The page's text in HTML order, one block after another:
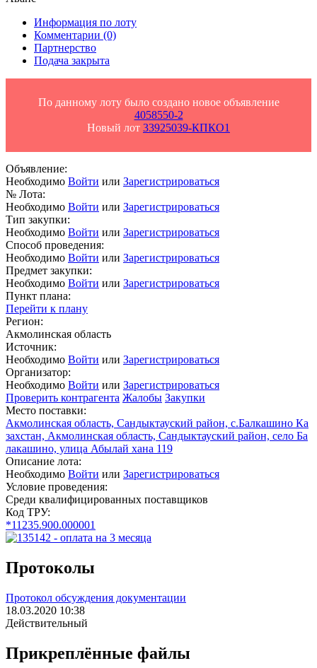
Информация по лоту
Комментарии (0)
Партнерство
Подача закрыта
По данному лоту было создано новое объявление
4058550-2
Новый лот 33925039-КПКО1
Объявление:
Необходимо Войти или Зарегистрироваться
№ Лота:
Необходимо Войти или Зарегистрироваться
Тип закупки:
Необходимо Войти или Зарегистрироваться
Способ проведения:
Необходимо Войти или Зарегистрироваться
Предмет закупки:
Необходимо Войти или Зарегистрироваться
Пункт плана:
Перейти к плану
Регион:
Акмолинская область
Источник:
Необходимо Войти или Зарегистрироваться
Организатор:
Необходимо Войти или Зарегистрироваться
Проверить контрагента Жалобы Закупки
Место поставки:
Акмолинская область, Сандыктауский район, с.Балкашино Ка
захстан, Акмолинская область, Сандыктауский район, село Ба
лакашино, улица Абылай хана 119
Описание лота:
Необходимо Войти или Зарегистрироваться
Условие проведения:
Среди квалифицированных поставщиков
Код ТРУ:
*11235.900.000001
Протоколы
Протокол обсуждения документации
18.03.2020 10:38
Действительный
Прикреплённые файлы